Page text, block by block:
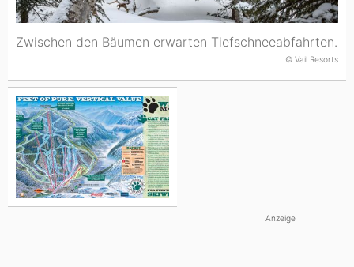
Zwischen den Bäumen erwarten Tiefschneeabfahrten.
© Vail Resorts
Anzeige